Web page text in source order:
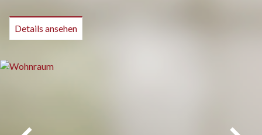
Details ansehen